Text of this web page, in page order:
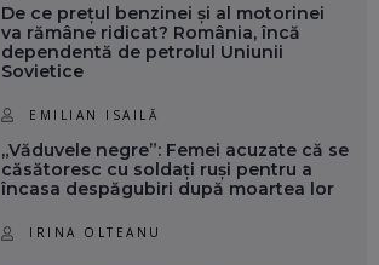
De ce prețul benzinei și al motorinei
va rămâne ridicat? România, încă
dependentă de petrolul Uniunii
Sovietice
EMILIAN ISAILĂ
„Văduvele negre”: Femei acuzate că se
căsătoresc cu soldați ruși pentru a
încasa despăgubiri după moartea lor
IRINA OLTEANU